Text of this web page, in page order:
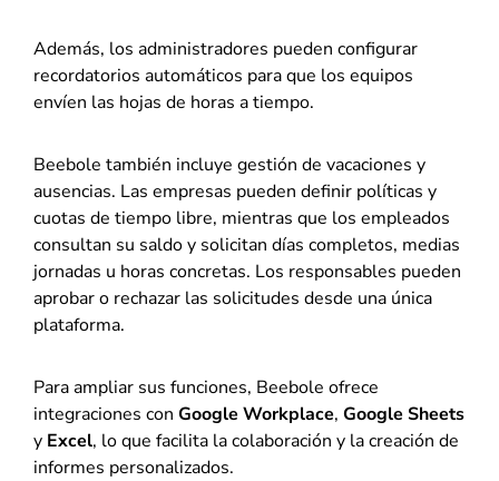
Además, los administradores pueden configurar
recordatorios automáticos para que los equipos
envíen las hojas de horas a tiempo.
Beebole también incluye gestión de vacaciones y
ausencias. Las empresas pueden definir políticas y
cuotas de tiempo libre, mientras que los empleados
consultan su saldo y solicitan días completos, medias
jornadas u horas concretas. Los responsables pueden
aprobar o rechazar las solicitudes desde una única
plataforma.
Para ampliar sus funciones, Beebole ofrece
integraciones con Google Workplace, Google Sheets
y Excel, lo que facilita la colaboración y la creación de
informes personalizados.